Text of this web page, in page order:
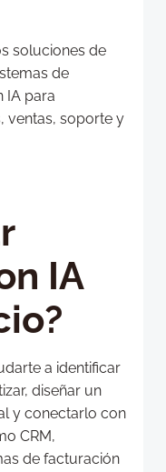
soluciones de
de
IA para
ventas, soporte y
IA
a identificar
diseñar un
y conectarlo con
CRM,
de facturación